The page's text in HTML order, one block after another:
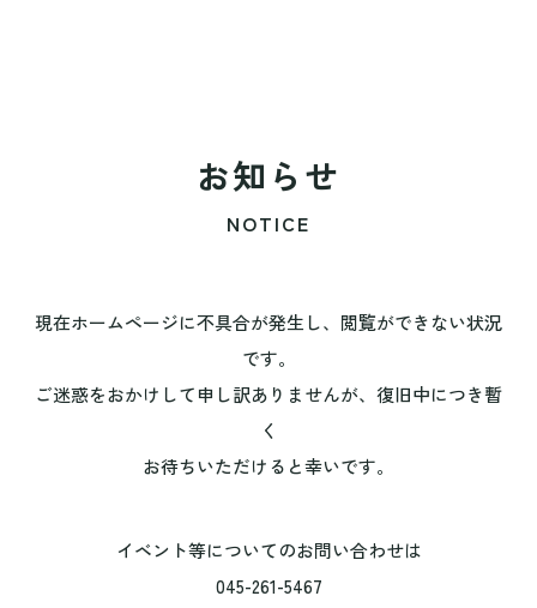
お知らせ
NOTICE
現在ホームページに不具合が発生し、閲覧ができない状況
です。
ご迷惑をおかけして申し訳ありませんが、復旧中につき暫
く
お待ちいただけると幸いです。
イベント等についてのお問い合わせは
045-261-5467